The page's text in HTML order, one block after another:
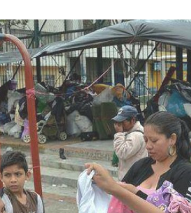
PAPA FRANCISCO
Fue el primer Papa americano es el